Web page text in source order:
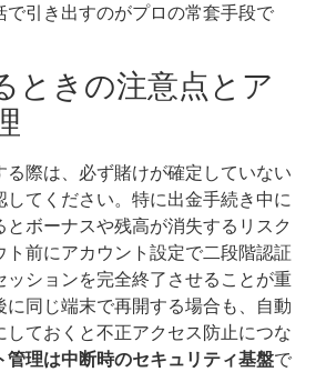
で引き出すのがプロの常套手段で
ときの注意点とア
る際は、必ず賭けが確定していない
してください。特に出金手続き中に
とボーナスや残高が消失するリスク
ト前にアカウント設定で二段階認証
ッションを完全終了させることが重
に同じ端末で再開する場合も、自動
しておくと不正アクセス防止につな
管理は中断時のセキュリティ基盤で